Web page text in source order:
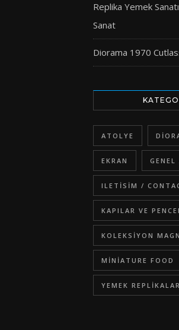
Replika Yemek
Sanat
Diorama 1970
ATOLYE
EKRAN GENEL
ILETISIM /
KAPILAR VE
KOLEKSIYON
MINIATURE FOOD
YEMEK